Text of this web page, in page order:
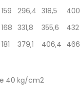
159 296,4 318,5
400
168 331,8 355,6
432
181 379,1 406,4 466
40 kg/cm2